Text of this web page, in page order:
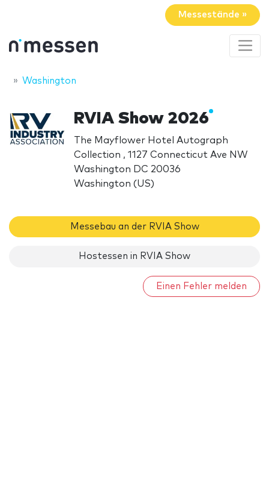
Messestände »
Washington
RVIA Show 2026
The Mayflower Hotel Autograph
Collection , 1127 Connecticut Ave NW
Washington DC 20036
Washington (US)
Messebau an der RVIA Show
Hostessen in RVIA Show
Einen Fehler melden